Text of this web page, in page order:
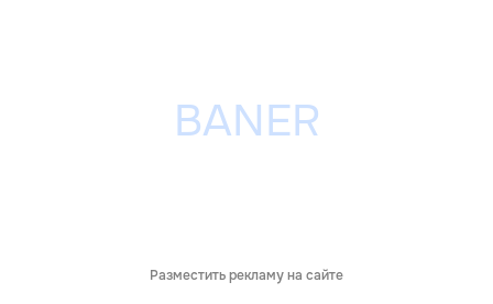
Разместить рекламу на сайте